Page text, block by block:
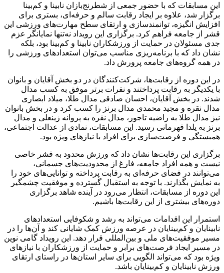
این مسابقات که با حضور جمعی از شطرنج‌بازان نابینا و کم‌بینا
برگزار شد، علاوه بر ایجاد رقابت سالم و حرفه‌ای، بستری برای
افزایش انگیزه، توانمندسازی و ارتقای سطح مهارت‌های ورزشی این
قشر از جامعه فراهم کرد. برگزاری این رویداد نه‌تنها نمایانگر عزم
جدی مسئولان در حمایت از ورزشکاران نابینا و کم‌بینا بود، بلکه
نشان داد که با برنامه‌ریزی مناسب می‌توان استعدادهای ورزشی را
در همه گروه‌های جامعه پرورش داد.
در این دوره از رقابت‌ها، شرکت‌کنندگان در دو بخش آقایان و بانوان
با یکدیگر به رقابت پرداختند و نفرات برتر موفق به کسب مدال
شدند. در بخش آقایان، احسان صادقی مدال طلا، میلاد ابصاری
مدال نقره و مجید محمدی مدال برنز را کسب کرد و در بخش بانوان
نیز مدال طلا به راضیه تاجور، مدال نقره به پروانه زینعلی و مدال
برنز به یلدا قهرمانی رسید. این مسابقات، نمادی از عدالت اجتماعی،
همبستگی و فرصت‌سازی برای افراد با نیازهای ویژه بود.
برگزاری این رقابت‌ها نشان داد که ورزش محدود به قشر خاصی
نیست و همه افراد جامعه، فارغ از محدودیت‌های جسمانی،
می‌توانند در فضای حرفه‌ای به رقابت پرداخته و توانایی‌های خود را
به نمایش بگذارند. با توجه به استقبال گسترده و موفقیت چشمگیر
این دوره از مسابقات، انتظار می‌رود در آینده شاهد برگزاری
دوره‌های بیشتری از این رقابت‌ها باشیم.
استمرار این اقدامات می‌تواند به رشد و شکوفایی استعدادهای
نابینایان و کم‌بینایان در عرصه ورزش کمک شایانی کند و آن‌ها را در
مسیر موفقیت‌های ملی و بین‌المللی قرار دهد. این رویداد گامی نوین
در مسیر ایجاد فرصت‌های برابر و حمایت از ورزشکاران با نیازهای
ویژه بود که می‌تواند الگویی برای سایر استان‌ها در راستای ارتقای
ورزش نابینایان و کم‌بینایان باشد.